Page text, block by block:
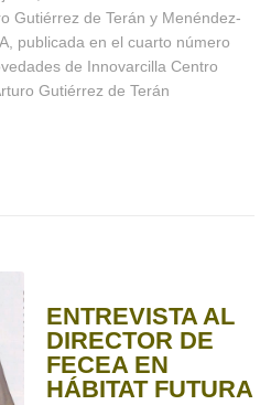
Gutiérrez de Terán y Menéndez-
publicada en el cuarto número
de Innovarcilla Centro
Gutiérrez de Terán
ENTREVISTA AL
DIRECTOR DE
FECEA EN
HÁBITAT FUTURA